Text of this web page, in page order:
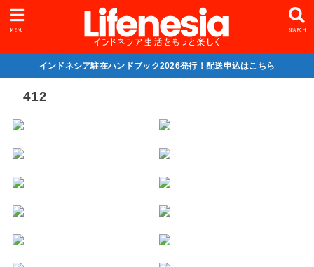
SEARCH
MENU
インドネシア駐在ハンドブック2026発行！配送申込はこちら
412